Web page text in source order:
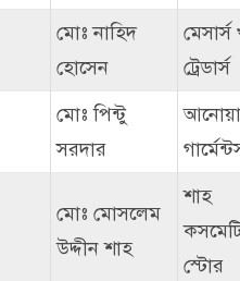
মোঃ নাহিদ
হোসেন
মেসার্স
ট্রেডার্স
মোঃ পিন্টু
সরদার
মোঃ মোসলেম
উদ্দীন শাহ
শাহ
স্টোর